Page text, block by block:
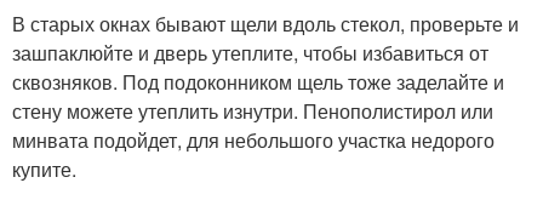
В старых окнах бывают щели вдоль стекол, проверьте и
зашпаклюйте и дверь утеплите, чтобы избавиться от
сквозняков. Под подоконником щель тоже заделайте и
стену можете утеплить изнутри. Пенополистирол или
минвата подойдет, для небольшого участка недорого
купите.